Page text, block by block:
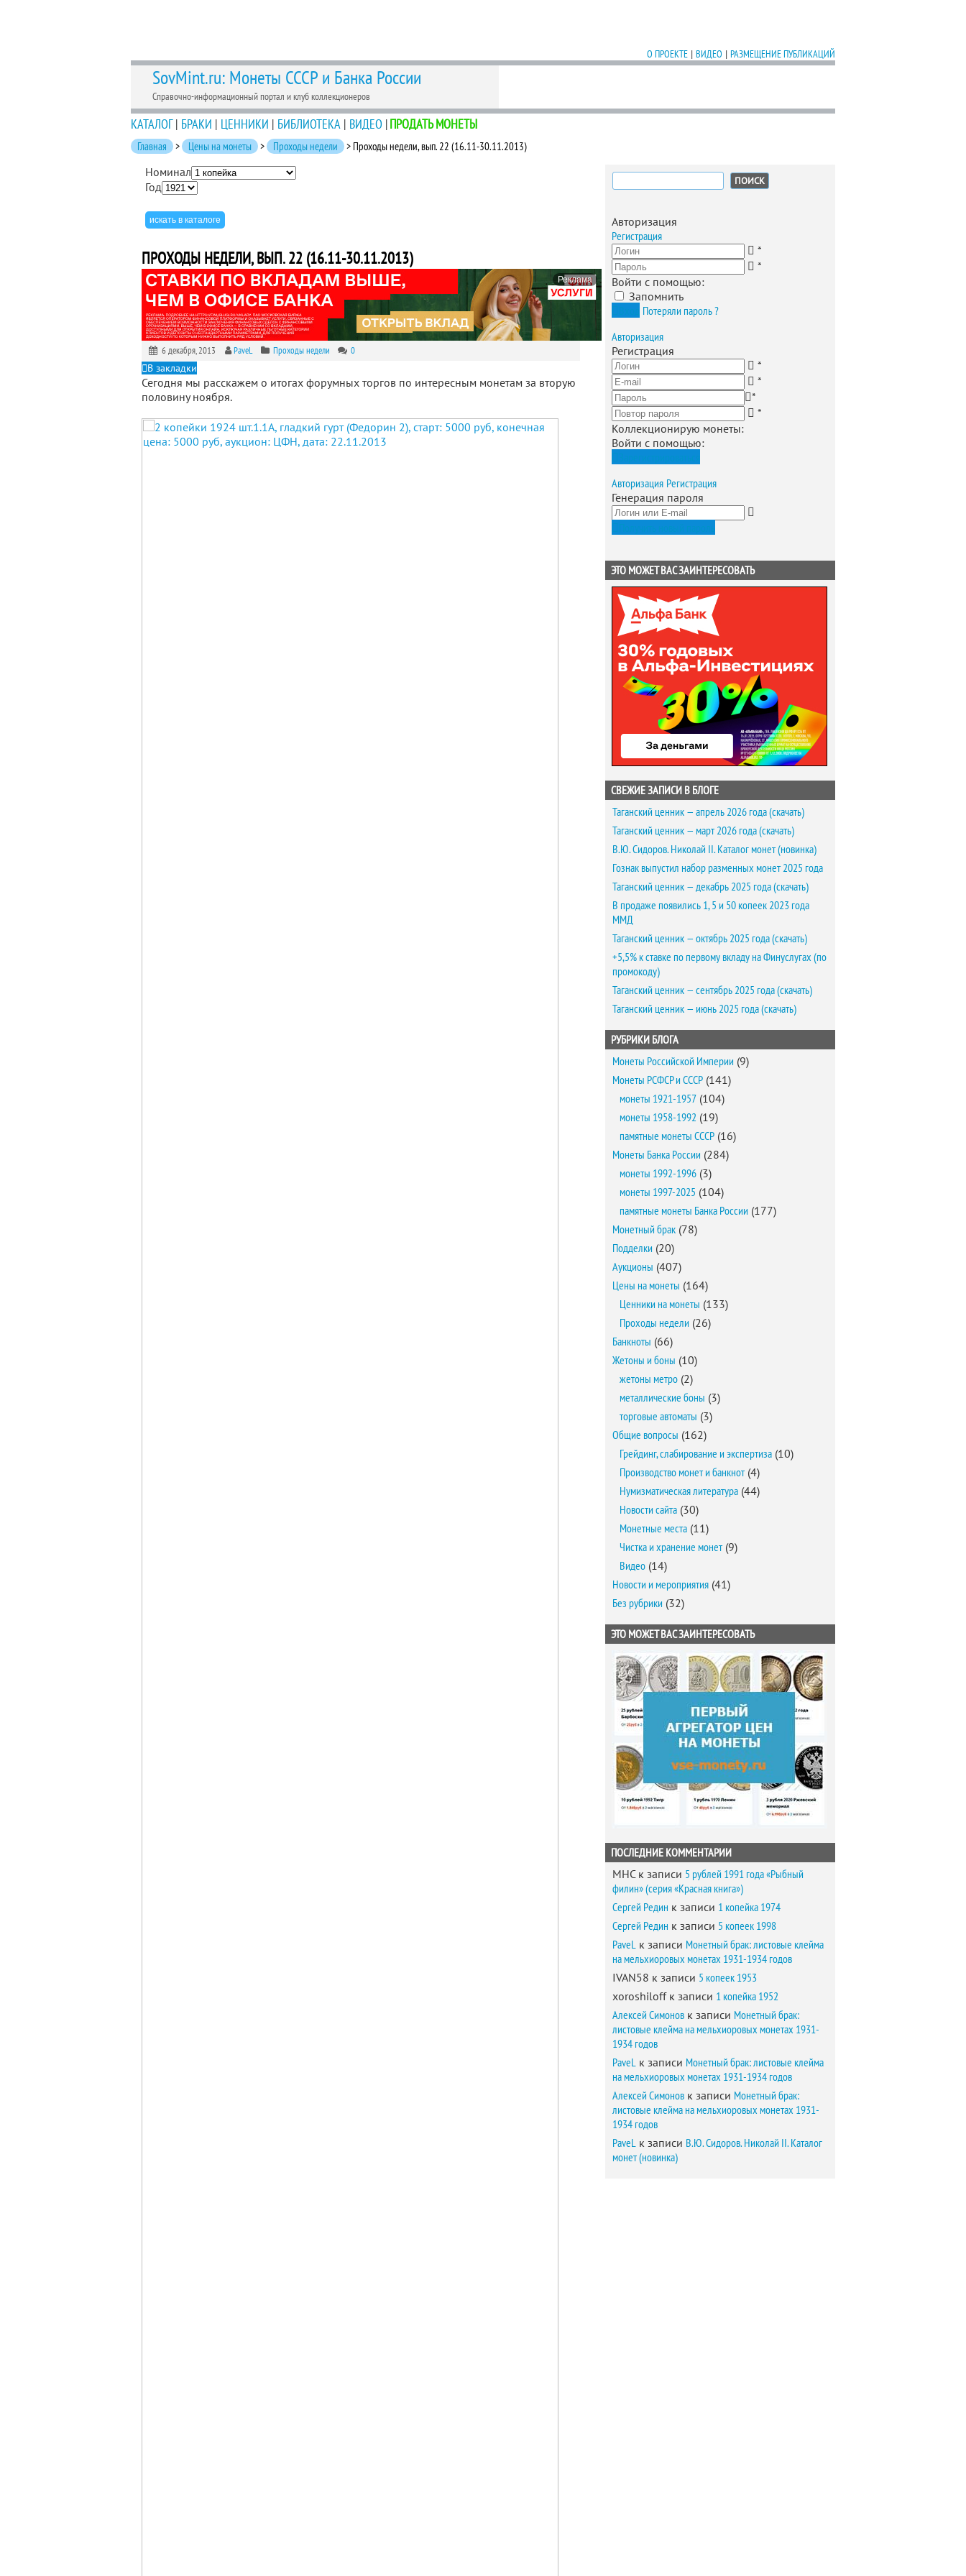
О ПРОЕКТЕ | ВИДЕО | РАЗМЕЩЕНИЕ ПУБЛИКАЦИЙ
SovMint.ru: Монеты СССР и Банка России
Справочно-информационный портал и клуб коллекционеров
КАТАЛОГ| БРАКИ | ЦЕННИКИ | БИБЛИОТЕКА | ВИДЕО |ПРОДАТЬ МОНЕТЫ
Главная > Цены на монеты > Проходы недели > Проходы недели, вып. 22 (16.11-30.11.2013)
Номинал
Год
ПРОХОДЫ НЕДЕЛИ, ВЫП. 22 (16.11-30.11.2013)
Реклама
6 декабря, 2013 PaveL Проходы недели 0
В закладки
Сегодня мы расскажем о итогах форумных торгов по интересным монетам за вторую
половину ноября.
Найти:
Авторизация
Регистрация
*
*
Войти с помощью:
Запомнить
Потеряли пароль ?
Авторизация
Регистрация
*
*
*
*
Коллекционирую монеты:
Войти с помощью:
Авторизация Регистрация
Генерация пароля
ЭТО МОЖЕТ ВАС ЗАИНТЕРЕСОВАТЬ
СВЕЖИЕ ЗАПИСИ В БЛОГЕ
Таганский ценник — апрель 2026 года (скачать)
Таганский ценник — март 2026 года (скачать)
В.Ю. Сидоров. Николай II. Каталог монет (новинка)
Гознак выпустил набор разменных монет 2025 года
Таганский ценник — декабрь 2025 года (скачать)
В продаже появились 1, 5 и 50 копеек 2023 года
ММД
Таганский ценник — октябрь 2025 года (скачать)
+5,5% к ставке по первому вкладу на Финуслугах (по
промокоду)
Таганский ценник — сентябрь 2025 года (скачать)
Таганский ценник — июнь 2025 года (скачать)
РУБРИКИ БЛОГА
Монеты Российской Империи (9)
Монеты РСФСР и СССР (141)
монеты 1921-1957 (104)
монеты 1958-1992 (19)
памятные монеты СССР (16)
Монеты Банка России (284)
монеты 1992-1996 (3)
монеты 1997-2025 (104)
памятные монеты Банка России (177)
Монетный брак (78)
Подделки (20)
Аукционы (407)
Цены на монеты (164)
Ценники на монеты (133)
Проходы недели (26)
Банкноты (66)
Жетоны и боны (10)
жетоны метро (2)
металлические боны (3)
торговые автоматы (3)
Общие вопросы (162)
Грейдинг, слабирование и экспертиза (10)
Производство монет и банкнот(4)
Нумизматическая литература (44)
Новости сайта (30)
Монетные места (11)
Чистка и хранение монет(9)
Видео (14)
Новости и мероприятия (41)
Без рубрики (32)
ЭТО МОЖЕТ ВАС ЗАИНТЕРЕСОВАТЬ
ПОСЛЕДНИЕ КОММЕНТАРИИ
MHCк записи 5 рублей 1991 года «Рыбный
филин» (серия «Красная книга»)
Сергей Редин к записи 1 копейка 1974
Сергей Редин к записи 5 копеек 1998
PaveL к записи Монетный брак: листовые клейма
на мельхиоровых монетах 1931-1934 годов
IVAN58 к записи 5 копеек 1953
xoroshiloffк записи 1 копейка 1952
Алексей Симонов к записи Монетный брак:
листовые клейма на мельхиоровых монетах 1931-
1934 годов
PaveL к записи Монетный брак: листовые клейма
на мельхиоровых монетах 1931-1934 годов
Алексей Симонов к записи Монетный брак:
листовые клейма на мельхиоровых монетах 1931-
1934 годов
PaveL к записи В.Ю. Сидоров. Николай II. Каталог
монет (новинка)